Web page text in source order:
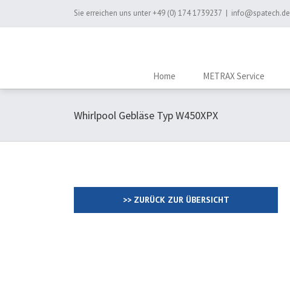
Sie erreichen uns unter+49 (0) 174 1739237 | info@spatech.de
Home METRAX Service
Whirlpool Gebläse Typ W450XPX
>> ZURÜCK ZUR ÜBERSICHT